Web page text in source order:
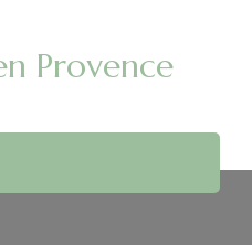
Provence